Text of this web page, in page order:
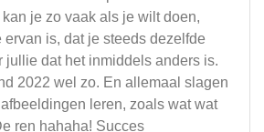
je zo vaak als je wilt doen,
is, dat je steeds dezelfde
jullie dat het inmiddels anders is.
2022 wel zo. En allemaal slagen
leren, zoals wat wat
ren hahaha! Succes